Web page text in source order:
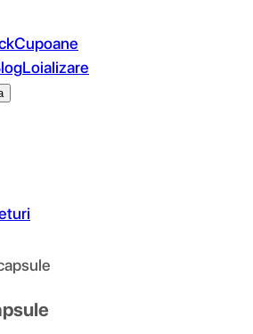
Cupoane
Loializare